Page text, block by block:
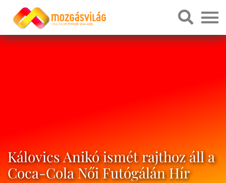
Kálovics Anikó ismét rajthoz áll a
Coca-Cola Női Futógálán Hír